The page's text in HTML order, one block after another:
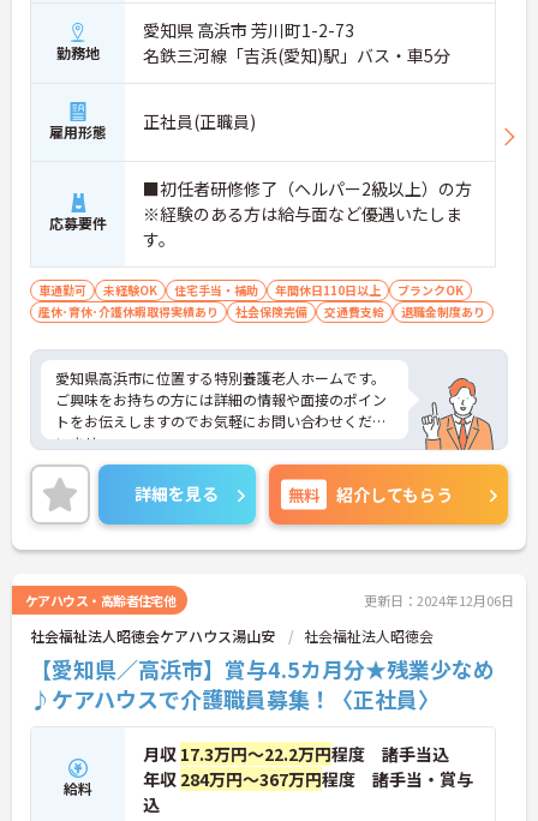
勤務地
愛知県 高浜市 芳川町1-2-73
名鉄三河線「吉浜(愛知)駅」バス・車5分
雇用形態 正社員(正職員)
応募要件
■初任者研修修了（ヘルパー2級以上）の方
※経験のある方は給与面など優遇いたしま
す。
車通勤可 未経験OK 住宅手当・補助 年間休日110日以上
ブランクOK
産休･育休･介護休暇取得実績あり
社会保険完備 交通費支給 退職金制度あり
愛知県高浜市に位置する特別養護老人ホームです。
ご興味をお持ちの方には詳細の情報や面接のポイン
トをお伝えしますのでお気軽にお問い合わせくださ
いませ。
詳細を見る 無料 紹介してもらう
ケアハウス・高齢者住宅他 更新日：2024年12月06日
社会福祉法人昭徳会ケアハウス湯山安 社会福祉法人昭徳会
【愛知県／高浜市】賞与4.5カ月分★残業少なめ
♪ケアハウスで介護職員募集！〈正社員〉
給料
月収 17.3万円～22.2万円程度 諸手当込
年収 284万円～367万円程度 諸手当・賞与
込